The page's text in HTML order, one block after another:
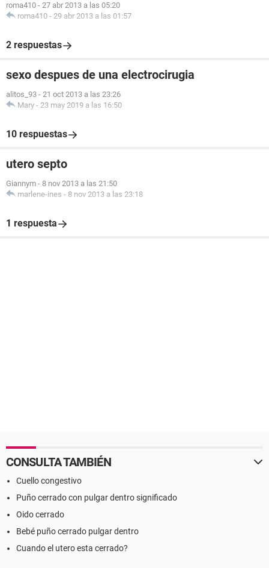
roma410 - 27 abr 2013 a las 05:20
roma410 - 29 abr 2013 a las 01:57
2 respuestas
sexo despues de una electrocirugia
alitos_93 - 21 oct 2013 a las 23:26
Mary - 23 may 2019 a las 16:50
10 respuestas
utero septo
Giannym - 8 nov 2013 a las 21:50
marlene-ines - 8 nov 2013 a las 23:18
1 respuesta
CONSULTA TAMBIÉN
Cuello congestivo
Puño cerrado con pulgar dentro significado
Oido cerrado
Bebé puño cerrado pulgar dentro
Cuando el utero esta cerrado?